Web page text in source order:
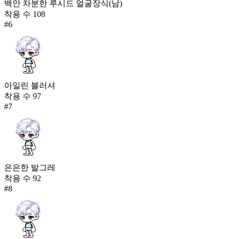
백안 차분한 루시드 얼굴장식(남)
착용 수 108
#6
아일린 블러셔
착용 수 97
#7
은은한 발그레
착용 수 92
#8